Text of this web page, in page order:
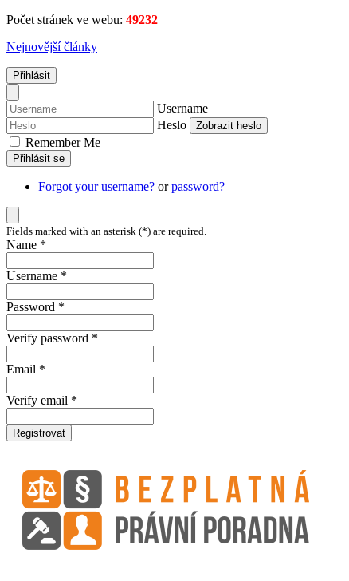
Počet stránek ve webu: 49232
Nejnovější články
Přihlásit
Username
Heslo
Zobrazit heslo
Remember Me
Přihlásit se
Forgot your username? orpassword?
Fields marked with an asterisk (*) are required.
Name *
Username *
Password *
Verify password *
Email *
Verify email *
Registrovat